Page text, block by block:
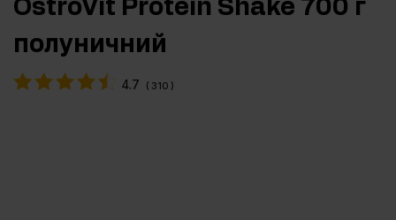
OstroVit Protein Shake 700 г
полуничний
4.7 ( 310 )